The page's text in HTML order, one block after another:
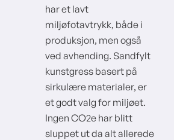
har et lavt
miljøfotavtrykk, både i
produksjon, men også
ved avhending. Sandfylt
kunstgress basert på
sirkulære materialer, er
et godt valg for miljøet.
Ingen CO2e har blitt
sluppet ut da alt allerede